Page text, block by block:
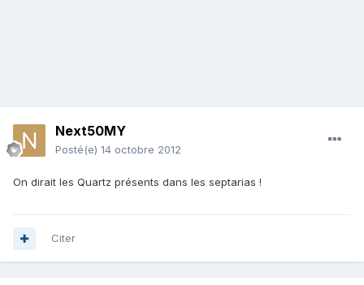
Next50MY
Posté(e) 14 octobre 2012
On dirait les Quartz présents dans les septarias !
Citer